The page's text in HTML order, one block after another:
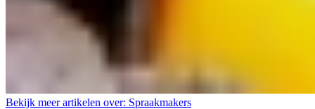
Bekijk meer artikelen over: Spraakmakers